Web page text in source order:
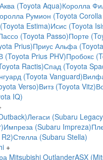
Аква (Toyota Aqua)Королла
Румион (Toyota Corolla
Estima)Исис (Toyota
(Toyota Passo)Порте
Prius)Приус Альфа
(Toyota Prius PHV)Пробокс
Ractis)Спад (Toyota
(Toyota Vanguard)
Verso)Витз (Toyota Vitz)
IQ)
Легаси (Subaru
Импреза (Subaru Impreza)
Стелла (Subaru Stella)
+
Mitsubishi OutlanderASX